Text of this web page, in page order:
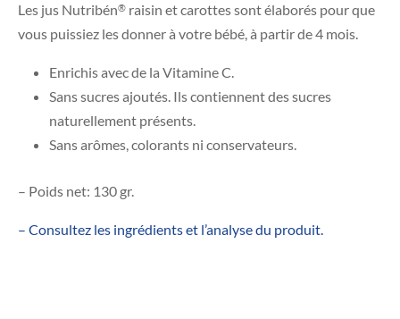
Les jus Nutribén® raisin et carottes sont élaborés pour que
vous puissiez les donner à votre bébé, à partir de 4 mois.
Enrichis avec de la Vitamine C.
Sans sucres ajoutés. Ils contiennent des sucres
naturellement présents.
Sans arômes, colorants ni conservateurs.
– Poids net: 130 gr.
– Consultez les ingrédients et l’analyse du produit.